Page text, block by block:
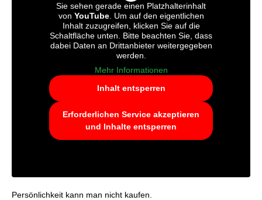
Sie sehen gerade einen Platzhalterinhalt
von YouTube. Um auf den eigentlichen
Inhalt zuzugreifen, klicken Sie auf die
Schaltfläche unten. Bitte beachten Sie, dass
dabei Daten an Drittanbieter weitergegeben
werden.
Mehr Informationen
Inhalt entsperren
Erforderlichen Service akzeptieren
und Inhalte entsperren
Persönlichkeit kann man nicht kaufen.